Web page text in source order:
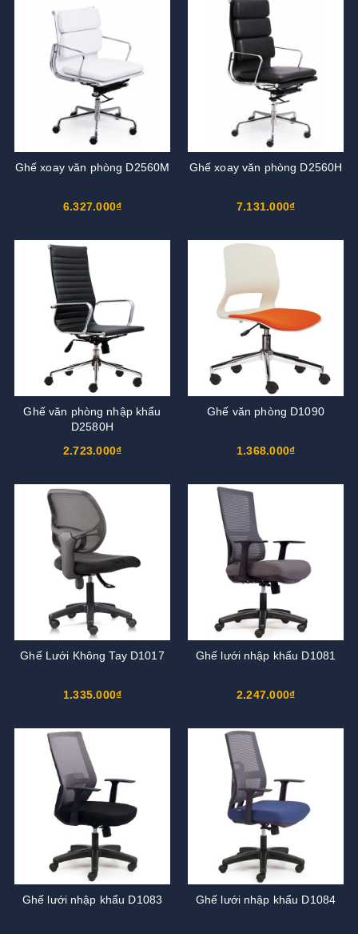
Ghế xoay văn phòng D2560M
6.327.000₫
Ghế xoay văn phòng D2560H
7.131.000₫
Ghế văn phòng nhập khẩu
D2580H
2.723.000₫
Ghế văn phòng D1090
1.368.000₫
Ghế Lưới Không Tay D1017
1.335.000₫
Ghế lưới nhập khẩu D1081
2.247.000₫
Ghế lưới nhập khẩu D1083 Ghế lưới nhập khẩu D1084